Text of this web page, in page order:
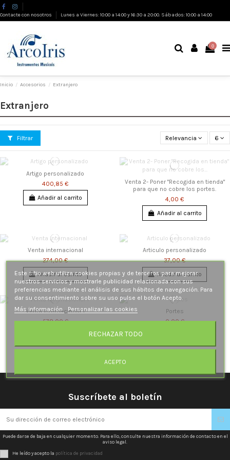
Contacte con nosotros Lunes a Viernes: 10:00 a 14:00 y 16:30 a 20:00. Sábados: 10:00 a 14:00
0
Inicio Accesorios Extranjero
Extranjero
Filtrar Relevancia 6
Artigo personalizado
400,85 €
Añadir al carrito
Venta 2- Poner "Recogida en tienda"
para que no cobre los portes.
4,00 €
Añadir al carrito
Venta internacional
274,00 €
Añadir al carrito
Articulo personalizado
37,00 €
Añadir al carrito
Venta Internacional 1
578,00 €
Portes
0,00 €
Suscríbete al boletín
Puede darse de baja en cualquier momento. Para ello, consulte nuestra información de contacto en el
aviso legal.
He leído y acepto la política de privacidad
Este sitio web utiliza cookies propias y de terceros para mejorar
nuestros servicios y mostrarle publicidad relacionada con sus
preferencias mediante el análisis de sus hábitos de navegación. Para
dar su consentimiento sobre su uso pulse el botón Acepto.
Más información
Personalizar las cookies
RECHAZAR TODO
ACEPTO